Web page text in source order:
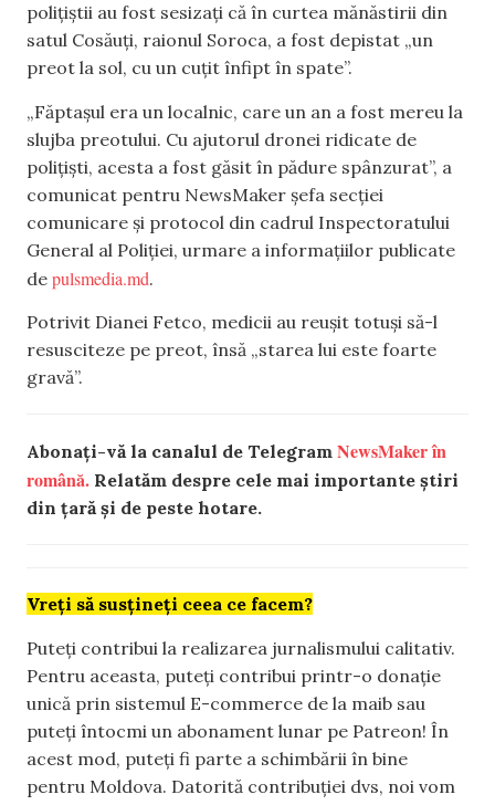
polițiștii au fost sesizați că în curtea mănăstirii din
satul Cosăuți, raionul Soroca, a fost depistat „un
preot la sol, cu un cuțit înfipt în spate”.
„Făptașul era un localnic, care un an a fost mereu la
slujba preotului. Cu ajutorul dronei ridicate de
polițiști, acesta a fost găsit în pădure spânzurat”, a
comunicat pentru NewsMaker șefa secției
comunicare și protocol din cadrul Inspectoratului
General al Poliției, urmare a informațiilor publicate
de pulsmedia.md.
Potrivit Dianei Fetco, medicii au reușit totuși să-l
resusciteze pe preot, însă „starea lui este foarte
gravă”.
Abonați-vă la canalul de Telegram NewsMaker în
română. Relatăm despre cele mai importante știri
din țară și de peste hotare.
Vreți să susțineți ceea ce facem?
Puteți contribui la realizarea jurnalismului calitativ.
Pentru aceasta, puteți contribui printr-o donație
unică prin sistemul E-commerce de la maib sau
puteți întocmi un abonament lunar pe Patreon! În
acest mod, puteți fi parte a schimbării în bine
pentru Moldova. Datorită contribuției dvs, noi vom